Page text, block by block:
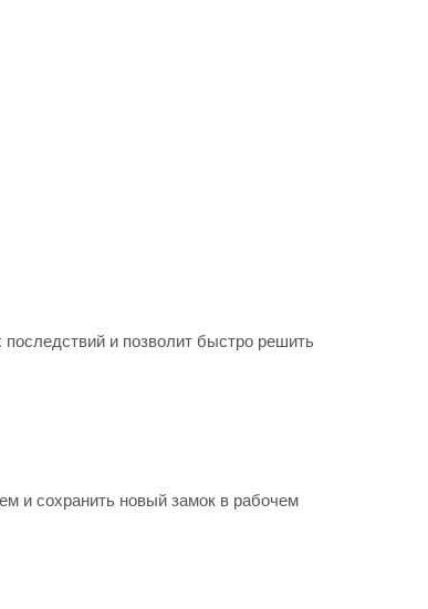
и позволит быстро решить
и сохранить новый замок в рабочем